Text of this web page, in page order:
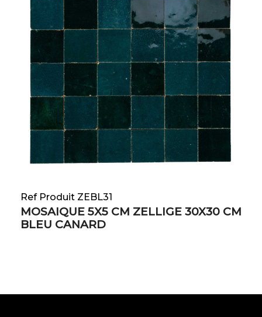
Ref Produit ZEBL31
MOSAIQUE 5X5 CM ZELLIGE 30X30 CM
BLEU CANARD